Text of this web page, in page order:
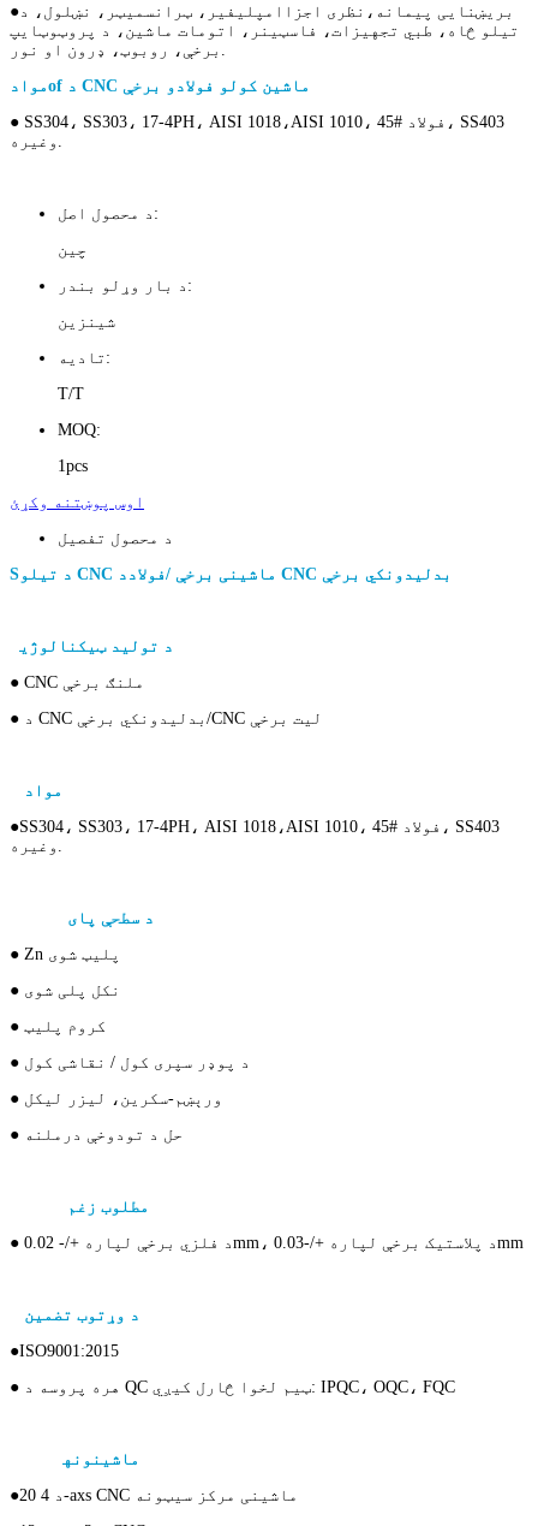
●
بریښنایی پیمانه، نظری اجزا امپلیفیر، ټرانسمیټر، نښلول، د
تیلو څاه، طبي تجهیزات، فاسټینر، اتومات ماشین، د پروټوټایپ
موادof
د CNC ماشین کولو فولادو برخې
● SS304، SS303، 17-4PH، AISI 1018، AISI 1010، 45# فولاد، SS403
د محصول اصل:
چین
د بار وړلو بندر:
شینزین
تادیه:
T/T
MOQ:
1pcs
اوس پوښتنه وکړئ
د محصول تفصیل
S
د تیلو CNC ماشینی برخې /فولاد د CNC بدلیدونکي برخې
د تولید ټیکنالوژي
● CNC ملنګ برخې
● د CNC بدلیدونکي برخې/CNC لیت برخې
مواد
●SS304، SS303، 17-4PH، AISI 1018، AISI 1010، 45# فولاد، SS403
د سطحې پای
● Zn پلیټ شوی
● نکل پلی شوی
● کروم پلیټ
● د پوډر سپری کول / نقاشی کول
● ورېښم-سکرین، لیزر لیکل
● حل د تودوخې درملنه
مطلوب زغم
● د فلزي برخې لپاره +/- 0.02mm، د پلاستيک برخې لپاره +/-0.03mm
د وړتوب تضمین
●ISO9001:2015
● هره پروسه د QC ټیم لخوا څارل کیږي: IPQC، OQC، FQC
ماشینونه
●20 د 4-axs CNC ماشینی مرکز سیټونه